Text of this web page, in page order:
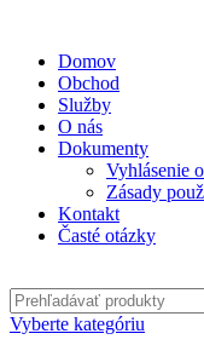
Domov
Obchod
Služby
O nás
Dokumenty
Vyhlásenie
Zásady
Kontakt
Časté otázky
Vyberte kategóriu